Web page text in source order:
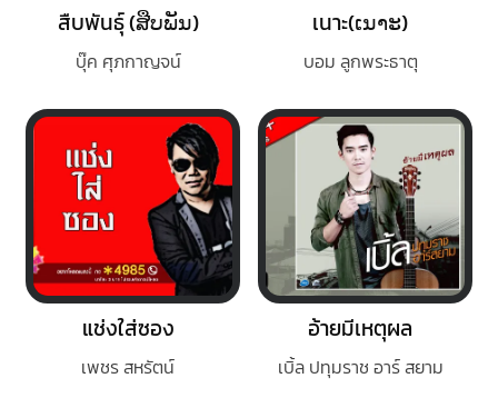
สืบพันธุ์ (ສືບພັນ)​
บุ๊ค ศุภกาญจน์
เนาะ(ເນາະ)
บอม ลูกพระธาตุ
แช่งใส่ซอง
เพชร สหรัตน์
อ้ายมีเหตุผล
เบิ้ล ปทุมราช อาร์ สยาม